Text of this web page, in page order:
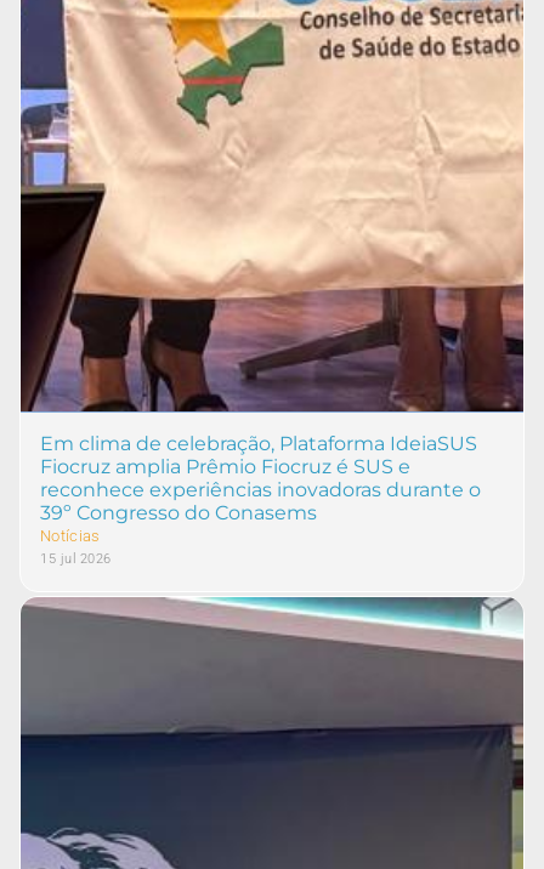
Em clima de celebração, Plataforma IdeiaSUS
Fiocruz amplia Prêmio Fiocruz é SUS e
reconhece experiências inovadoras durante o
39º Congresso do Conasems
Notícias
15 jul 2026